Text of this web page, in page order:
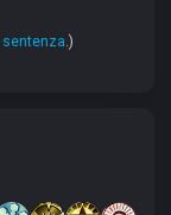
sentenza.)